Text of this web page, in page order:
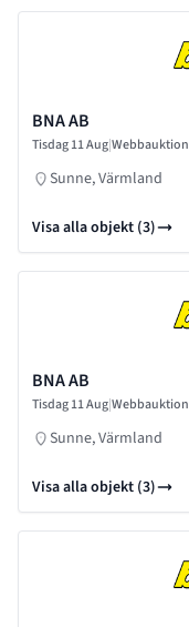
BNA AB
Tisdag 11 Aug|Webbauktion
Sunne, Värmland
Visa alla objekt (3)
BNA AB
Tisdag 11 Aug|Webbauktion
Sunne, Värmland
Visa alla objekt (3)